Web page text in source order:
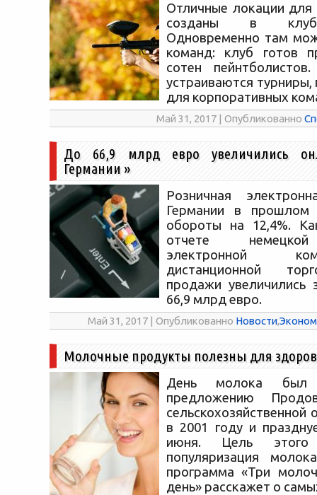
Отличные локации для
созданы в
Одновременно там
команд: клуб готов
сотен
устраиваются турниры,
для корпоративных
Май 31, 2017 | Опубликованно
До 66,9 млрд евро увеличились
Германии »
Розничная
Германии в прошлом
обороты на 12,4%.
отчете
электронной
дистанционной
продажи
66,9 млрд евро.
Май 31, 2017 | Опубликованно Новости,
Молочные продукты полезны для
День молока был
предложению
в 2001 году и
июня. Цель этого
популяризация
программа «Три
день» расскажет о